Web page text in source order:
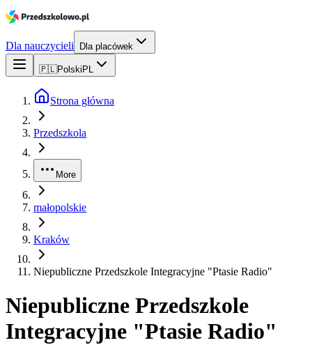
Dla nauczycieli Dla placówek
🇵🇱Polski PL
Strona główna
Przedszkola
More
małopolskie
Kraków
Niepubliczne Przedszkole Integracyjne "Ptasie Radio"
Niepubliczne Przedszkole
Integracyjne "Ptasie Radio"